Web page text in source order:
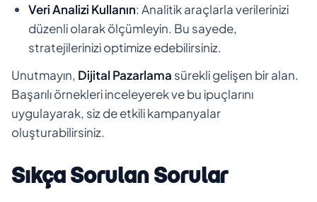
Veri Analizi Kullanın: Analitik araçlarla verilerinizi
düzenli olarak ölçümleyin. Bu sayede,
stratejilerinizi optimize edebilirsiniz.
Unutmayın, Dijital Pazarlama sürekli gelişen bir alan.
Başarılı örnekleri inceleyerek ve bu ipuçlarını
uygulayarak, siz de etkili kampanyalar
oluşturabilirsiniz.
Sıkça Sorulan Sorular